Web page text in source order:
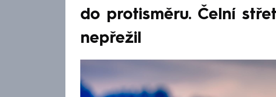
do protisměru. Čelní
nepřežil